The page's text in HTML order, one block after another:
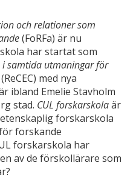
och relationer som
(FoRFa) är nu
har startat som
samtida utmaningar för
med nya
ibland Emelie Stavholm
stad. CUL forskarskolaär
forskarskola
forskande
forskarskola har
av de förskollärare som